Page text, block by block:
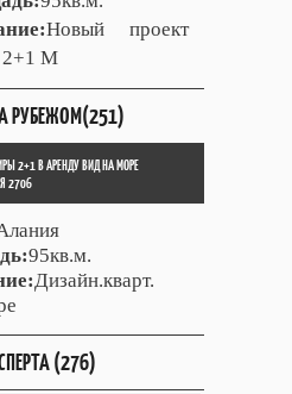
Новый проект
2+1 М
РУБЕЖОМ(251)
2+1 В АРЕНДУ ВИД НА МОРЕ
2706
95кв.м.
Дизайн.кварт.
(276)